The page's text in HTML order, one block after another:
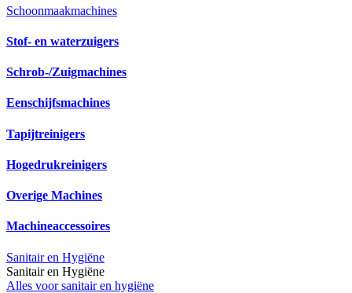
Schoonmaakmachines
Stof- en waterzuigers
Schrob-/Zuigmachines
Eenschijfsmachines
Tapijtreinigers
Hogedrukreinigers
Overige Machines
Machineaccessoires
Sanitair en Hygiëne
Sanitair en Hygiëne
Alles voor sanitair en hygiëne